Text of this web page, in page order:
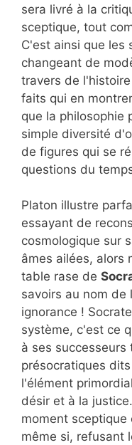
sera livré à la
sceptique, tout
C'est ainsi que les
changeant de
travers de
faits qui en
que la philosophie
simple diversité
de figures qui se
questions du
Platon illustre
essayant de
cosmologique sur
âmes ailées, alors
table rase de
savoirs au nom de
ignorance !
système, c'est ce
à ses successeurs
présocratiques
l'élément
désir et à la
moment sceptique
même si, refusant